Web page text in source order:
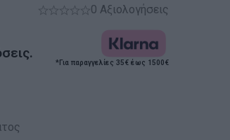
0 Αξιολογήσεις
*Για παραγγελίες 35€ έως 1500€